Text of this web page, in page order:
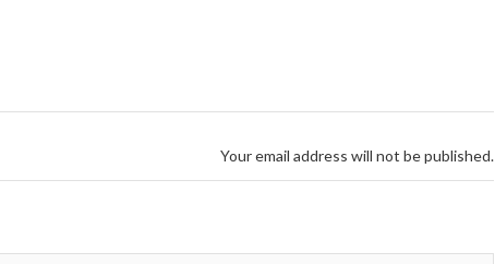
Your email address will not be published.